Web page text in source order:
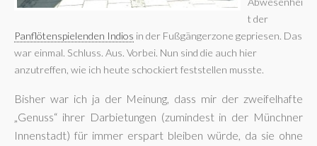
t der
Panflötenspielenden Indios in der Fußgängerzone gepriesen. Das
war einmal. Schluss. Aus. Vorbei. Nun sind die auch hier
anzutreffen, wie ich heute schockiert feststellen musste.
Bisher war ich ja der Meinung, dass mir der zweifelhafte
„Genuss“ ihrer Darbietungen (zumindest in der Münchner
Innenstadt) für immer erspart bleiben würde, da sie ohne